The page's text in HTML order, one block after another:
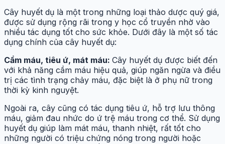
Cây huyết dụ là một trong những loại thảo dược quý giá,
được sử dụng rộng rãi trong y học cổ truyền nhờ vào
nhiều tác dụng tốt cho sức khỏe. Dưới đây là một số tác
dụng chính của cây huyết dụ:
Cầm máu, tiêu ứ, mát máu: Cây huyết dụ được biết đến
với khả năng cầm máu hiệu quả, giúp ngăn ngừa và điều
trị các tình trạng chảy máu, đặc biệt là ở phụ nữ trong
thời kỳ kinh nguyệt.
Ngoài ra, cây cũng có tác dụng tiêu ứ, hỗ trợ lưu thông
máu, giảm đau nhức do ứ trệ máu trong cơ thể. Sử dụng
huyết dụ giúp làm mát máu, thanh nhiệt, rất tốt cho
những người có triệu chứng nóng trong người hoặc